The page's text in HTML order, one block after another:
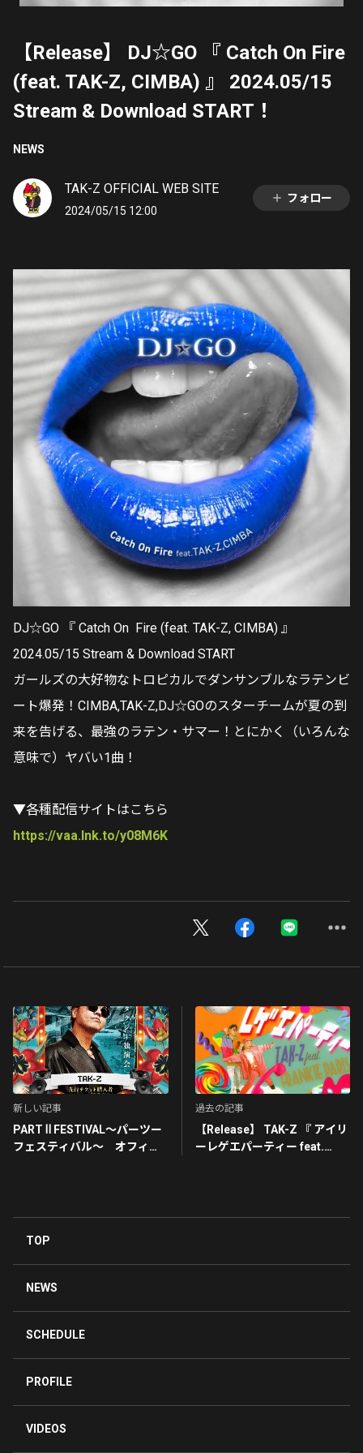
【Release】 DJ☆GO 『 Catch On Fire
(feat. TAK-Z, CIMBA) 』 2024.05/15
Stream & Download START！
NEWS
TAK-Z OFFICIAL WEB SITE
2024/05/15 12:00
フォロー
DJ☆GO 『 Catch On Fire (feat. TAK-Z, CIMBA) 』
2024.05/15 Stream & Download START
ガールズの大好物なトロピカルでダンサンブルなラテンビ
ート爆発！CIMBA,TAK-Z,DJ☆GOのスターチームが夏の到
来を告げる、最強のラテン・サマー！とにかく（いろんな
意味で）ヤバい1曲！
▼各種配信サイトはこちら
https://vaa.lnk.to/y08M6K
新しい記事
PART Ⅱ FESTIVAL～パーツー
フェスティバル～ オフィシ
過去の記事
【Release】 TAK-Z 『 アイリ
ーレゲエパーティー feat.
TOP
NEWS
SCHEDULE
PROFILE
VIDEOS